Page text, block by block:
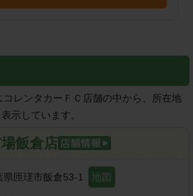
レンタカーＦＣ店舗の中から、所在地
示しています。
飯倉店
県匝瑳市飯倉53-1 地図